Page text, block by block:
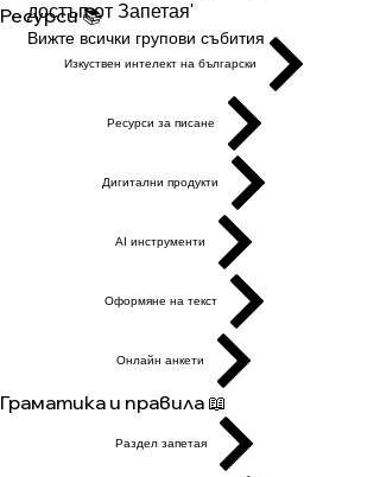
достъп от Запетая'
Вижте всички групови събития
Ресурси 📚
Изкуствен интелект на български
Ресурси за писане
Дигитални продукти
AI инструменти
Оформяне на текст
Онлайн анкети
Граматика и правила 📖
Раздел запетая